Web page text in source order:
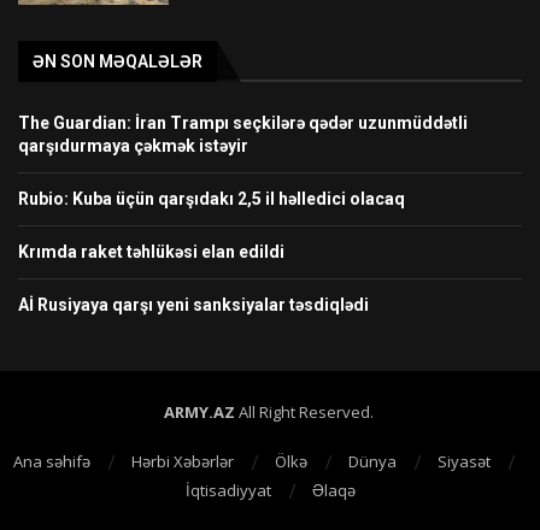
ƏN SON MƏQALƏLƏR
The Guardian: İran Trampı seçkilərə qədər uzunmüddətli
qarşıdurmaya çəkmək istəyir
Rubio: Kuba üçün qarşıdakı 2,5 il həlledici olacaq
Krımda raket təhlükəsi elan edildi
Aİ Rusiyaya qarşı yeni sanksiyalar təsdiqlədi
ARMY.AZ All Right Reserved.
Ana səhifə Hərbi Xəbərlər Ölkə Dünya
Siyasət
İqtisadiyyat
Əlaqə